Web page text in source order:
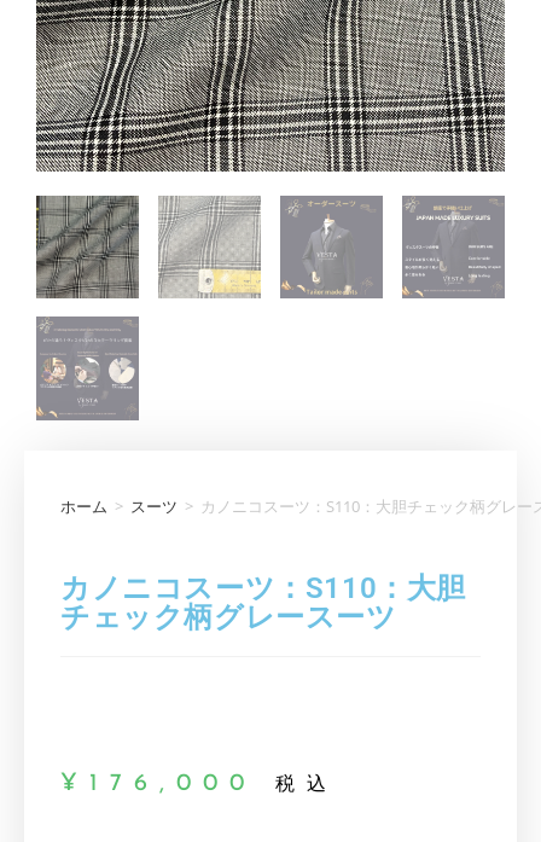
ホーム > スーツ > カノニコスーツ：S110：大胆チェック柄グレー
カノニコスーツ：S110：大胆
チェック柄グレースーツ
¥ 176,000 税込